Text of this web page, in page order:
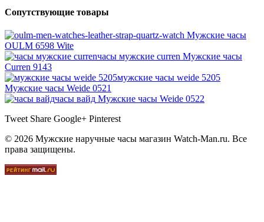
Сопутствующие товары
Мужские часы
OULM 6598 Wite
часы мужские curren Мужские часы
Curren 9143
мужские часы weide 5205
Мужские часы Weide 0521
часы вайд Мужские часы Weide 0522
Tweet Share Google+ Pinterest
© 2026 Мужские наручные часы магазин Watch-Man.ru. Все
права защищены.